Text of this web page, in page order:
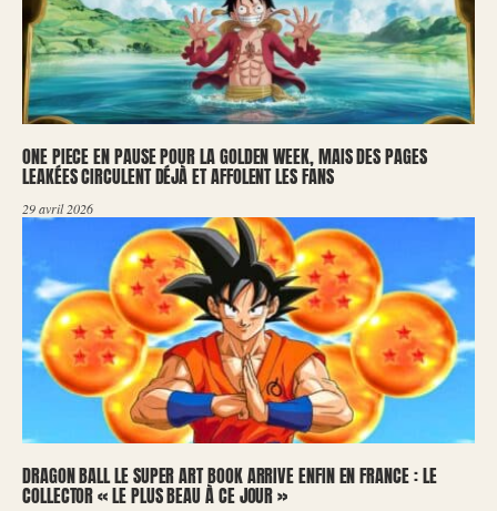
ONE PIECE EN PAUSE POUR LA GOLDEN WEEK, MAIS DES PAGES
LEAKÉES CIRCULENT DÉJÀ ET AFFOLENT LES FANS
29 avril 2026
DRAGON BALL LE SUPER ART BOOK ARRIVE ENFIN EN FRANCE : LE
COLLECTOR « LE PLUS BEAU À CE JOUR »